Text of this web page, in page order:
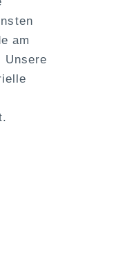
am
Unsere